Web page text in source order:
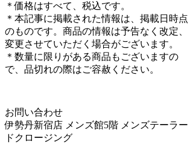
＊価格はすべて、税込です。
＊本記事に掲載された情報は、掲載日時点
のものです。商品の情報は予告なく改定、
変更させていただく場合がございます。
＊数量に限りがある商品もございますの
で、品切れの際はご容赦ください。
お問い合わせ
伊勢丹新宿店 メンズ館5階 メンズテーラー
ドクロージング